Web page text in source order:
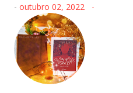
- outubro 02, 2022